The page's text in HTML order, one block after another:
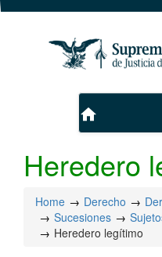
home
Heredero
Home Derecho
Sucesiones
Heredero legítimo